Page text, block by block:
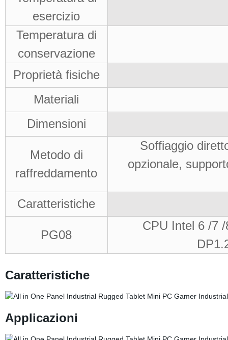
esercizio
Temperatura di
conservazione
Proprietà fisiche
Materiali
Dimensioni
Metodo di
raffreddamento
Soffiaggio
opzionale,
Caratteristiche
PG08
CPU Intel 6 /7
Caratteristiche
Applicazioni